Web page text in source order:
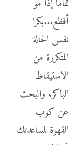
تماما إذا مو
أفظع...بكرا
نفس الحالة
المتكررة من
الاستيقاظ
الباكر، والبحث
عن كوب
القهوة لمساعدتك